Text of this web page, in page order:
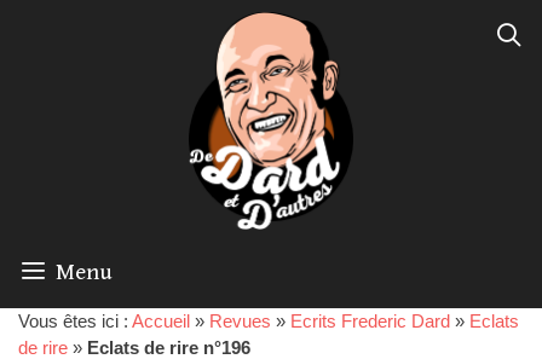
Menu
Vous êtes ici : Accueil » Revues » Ecrits Frederic Dard » Eclats
de rire » Eclats de rire n°196